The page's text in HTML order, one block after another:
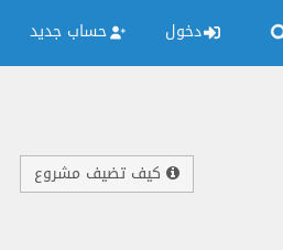
دخول حساب جديد
كيف تضيف مشروع